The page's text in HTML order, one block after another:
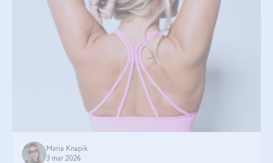
Maria Knapik
3 mar 2026